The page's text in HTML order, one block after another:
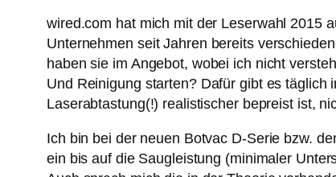
wired.com hat mich mit der Leserwahl 2015
Unternehmen seit Jahren bereits
haben sie im Angebot, wobei ich nicht
Und Reinigung starten? Dafür gibt es
Laserabtastung(!) realistischer bepreist ist,
Ich bin bei der neuen Botvac D-Serie bzw.
ein bis auf die Saugleistung (minimaler